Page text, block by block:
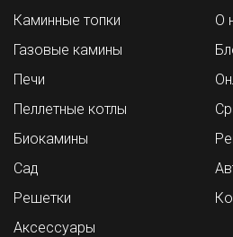
Каминные топки
Газовые камины
Печи
Пеллетные котлы
Биокамины
Сад
Решетки
Аксессуары
О